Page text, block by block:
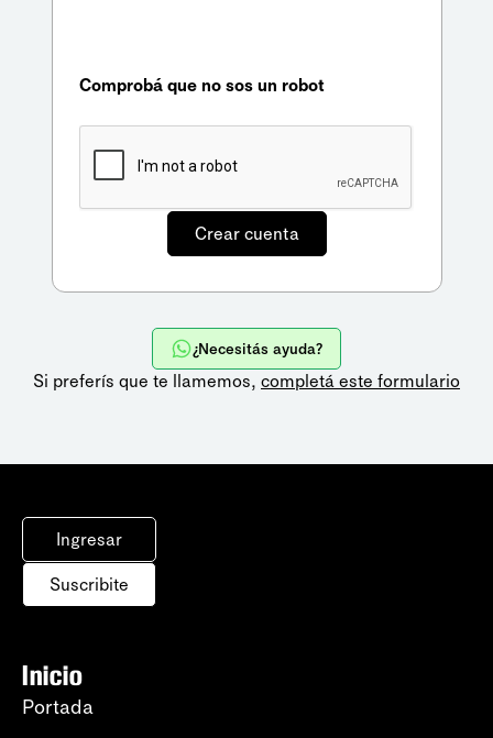
Comprobá que no sos un robot
¿Necesitás ayuda?
Si preferís que te llamemos, completá este formulario
Ingresar
Suscribite
Inicio
Portada